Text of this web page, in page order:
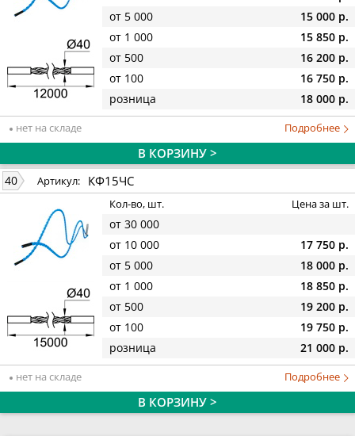
от 5 000
15 000 р.
от 1 000
15 850 р.
от 500
16 200 р.
от 100
16 750 р.
розница
18 000 р.
нет на складе Подробнее
В КОРЗИНУ >
40 Артикул: КФ15ЧС
Кол-во, шт. Цена за шт.
от 30 000
от 10 000
17 750 р.
от 5 000
18 000 р.
от 1 000
18 850 р.
от 500
19 200 р.
от 100
19 750 р.
розница
21 000 р.
нет на складе Подробнее
В КОРЗИНУ >